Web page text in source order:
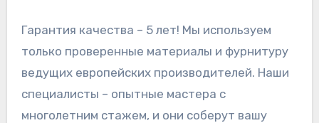
Гарантия качества – 5 лет! Мы используем
только проверенные материалы и фурнитуру
ведущих европейских производителей. Наши
специалисты – опытные мастера с
многолетним стажем, и они соберут вашу